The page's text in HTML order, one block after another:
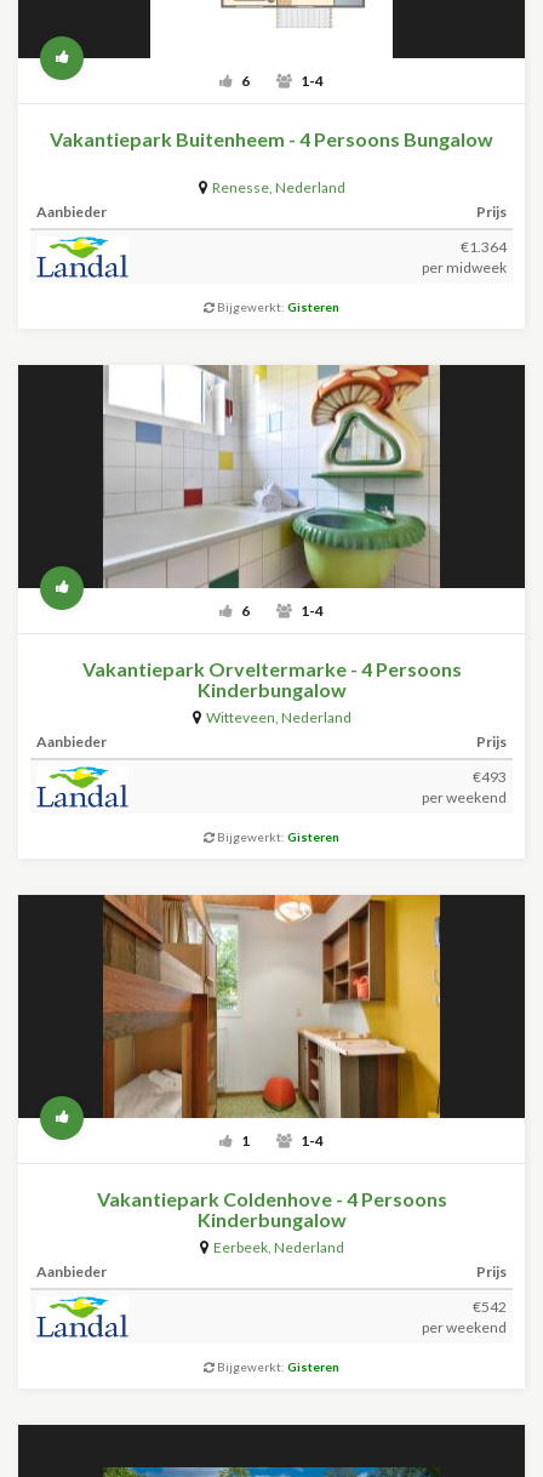
6 1-4
Vakantiepark Buitenheem - 4 Persoons Bungalow
Renesse, Nederland
Aanbieder
Prijs
€1.364
per midweek
Bijgewerkt: Gisteren
6 1-4
Vakantiepark Orveltermarke - 4 Persoons
Kinderbungalow
Witteveen, Nederland
Aanbieder
Prijs
€493
per weekend
Bijgewerkt: Gisteren
1 1-4
Vakantiepark Coldenhove - 4 Persoons
Kinderbungalow
Eerbeek, Nederland
Aanbieder
Prijs
€542
per weekend
Bijgewerkt: Gisteren